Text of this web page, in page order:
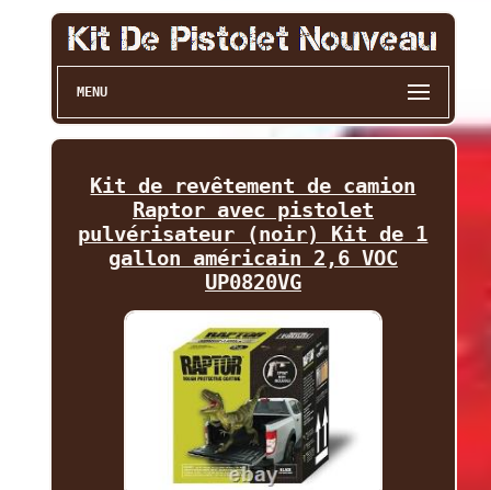
MENU
Kit de revêtement de camion
Raptor avec pistolet
pulvérisateur (noir) Kit de 1
gallon américain 2,6 VOC
UP0820VG